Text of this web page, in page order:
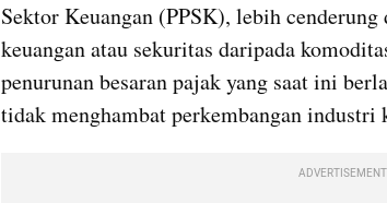
Sektor Keuangan (PPSK), lebih
keuangan atau sekuritas daripada
penurunan besaran pajak yang saat ini
tidak menghambat perkembangan
ADVERTISEMENT